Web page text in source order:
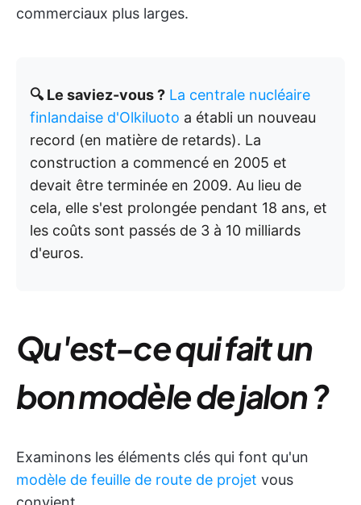
commerciaux plus larges.
🔍 Le saviez-vous ? La centrale nucléaire
finlandaise d'Olkiluoto a établi un nouveau
record (en matière de retards). La
construction a commencé en 2005 et
devait être terminée en 2009. Au lieu de
cela, elle s'est prolongée pendant 18 ans, et
les coûts sont passés de 3 à 10 milliards
d'euros.
Qu'est-ce qui fait un
bon modèle de jalon ?
Examinons les éléments clés qui font qu'un
modèle de feuille de route de projet vous